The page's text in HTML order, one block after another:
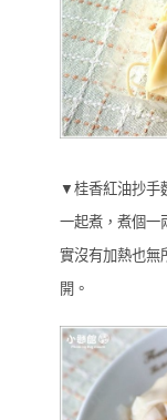
▼桂香紅油抄手
一起煮，煮個一
實沒有加熱也無
開。